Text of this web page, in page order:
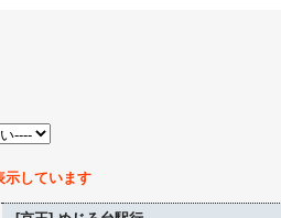
示しています